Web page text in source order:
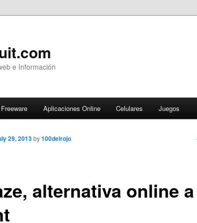
e Información
Freeware Aplicaciones Online Celulares Juegos
alternativa online
29, 2013 by100delrojo